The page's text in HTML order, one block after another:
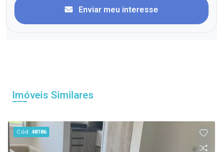
Enviar meu interesse
Imóveis Similares
Cód.48186